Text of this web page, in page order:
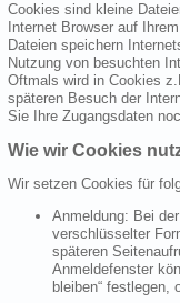
Cookies sind kleine
Internet Browser auf
Dateien speichern
Nutzung von besuchten
Oftmals wird in Cookies
späteren Besuch der
Sie Ihre Zugangsdaten
Wie wir Cookies
Wir setzen Cookies für
Anmeldung: Bei
verschlüsselter
späteren
Anmeldefenster
bleiben“ festlegen,